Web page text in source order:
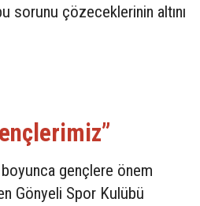
sorunu çözeceklerinin altını
gençlere önem
Gönyeli Spor Kulübü